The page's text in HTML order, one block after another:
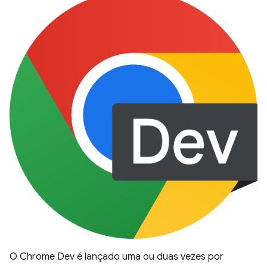
O Chrome Dev é lançado uma ou duas vezes por